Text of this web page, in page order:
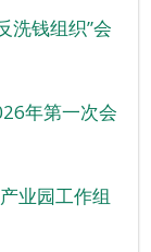
洗钱组织”会
年第一次会
业园工作组